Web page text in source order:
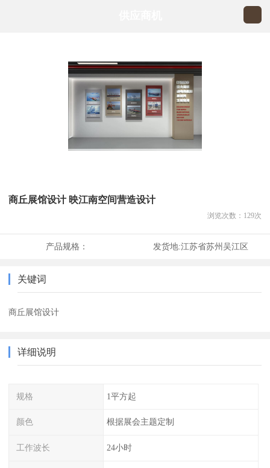
商丘展馆设计 映江南空间营造设计
浏览次数： 129次
产品规格： 发货地:江苏省苏州吴江区
关键词
商丘展馆设计
详细说明
规格 1平方起
颜色 根据展会主题定制
工作波长 24小时